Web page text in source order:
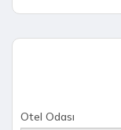
Otel Odası